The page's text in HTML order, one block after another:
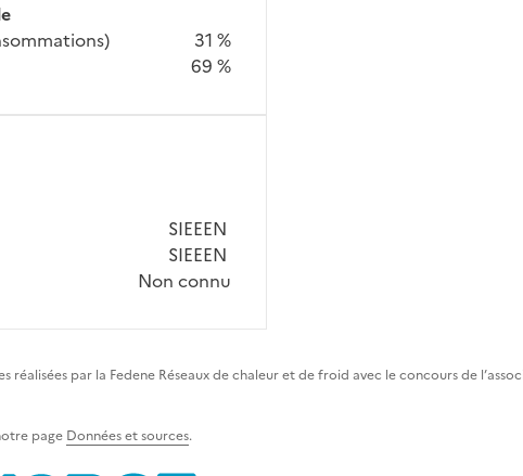
31 %
69 %
SIEEEN
SIEEEN
Non connu
réalisées par la Fedene Réseaux de chaleur et de froid avec le concours de
page Données et sources.